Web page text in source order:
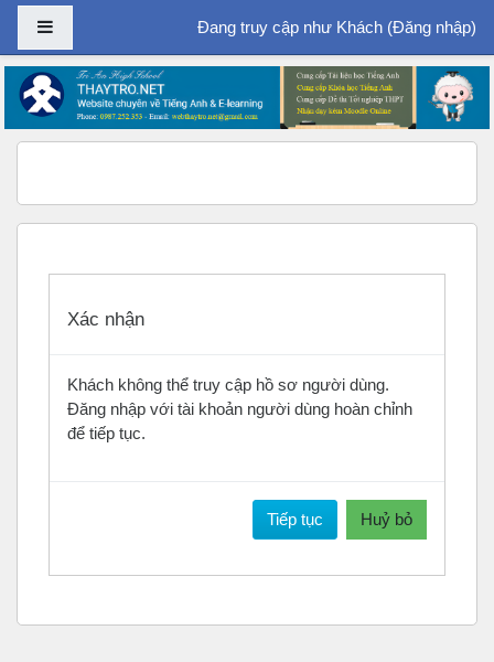
Chuyển tới nội dung chính
Bảng điều khiển cạnhĐang truy cập như Khách (Đăng nhập)
Xác nhận
Khách không thể truy cập hồ sơ người dùng.
Đăng nhập với tài khoản người dùng hoàn chỉnh
để tiếp tục.
Tiếp tục Huỷ bỏ